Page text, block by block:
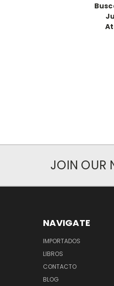
JOIN OUR
NAVIGATE
IMPORTADOS
LIBROS
CONTACTO
BLOG